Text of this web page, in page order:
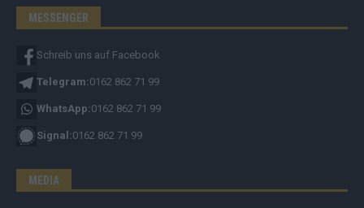
MESSENGER
Schreib uns auf Facebook
Telegram:0162 862 71 99
WhatsApp:0162 862 71 99
Signal:0162 862 71 99
MEDIA